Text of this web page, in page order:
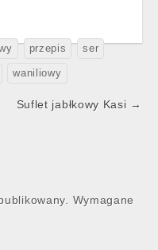
przepis ser
waniliowy
Suflet jabłkowy Kasi →
Wymagane